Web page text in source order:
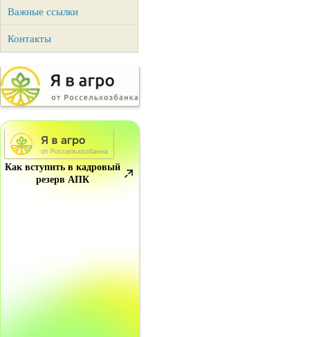
Важные ссылки
Контакты
Как вступить в кадровый
резерв АПК